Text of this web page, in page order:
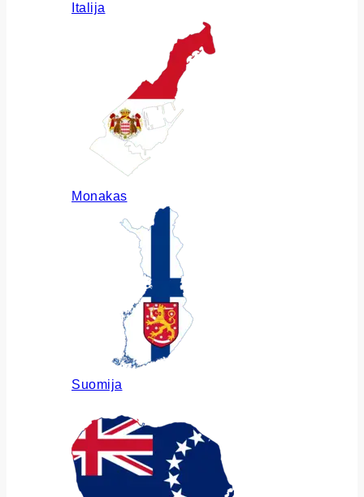
Italija
Monakas
Suomija